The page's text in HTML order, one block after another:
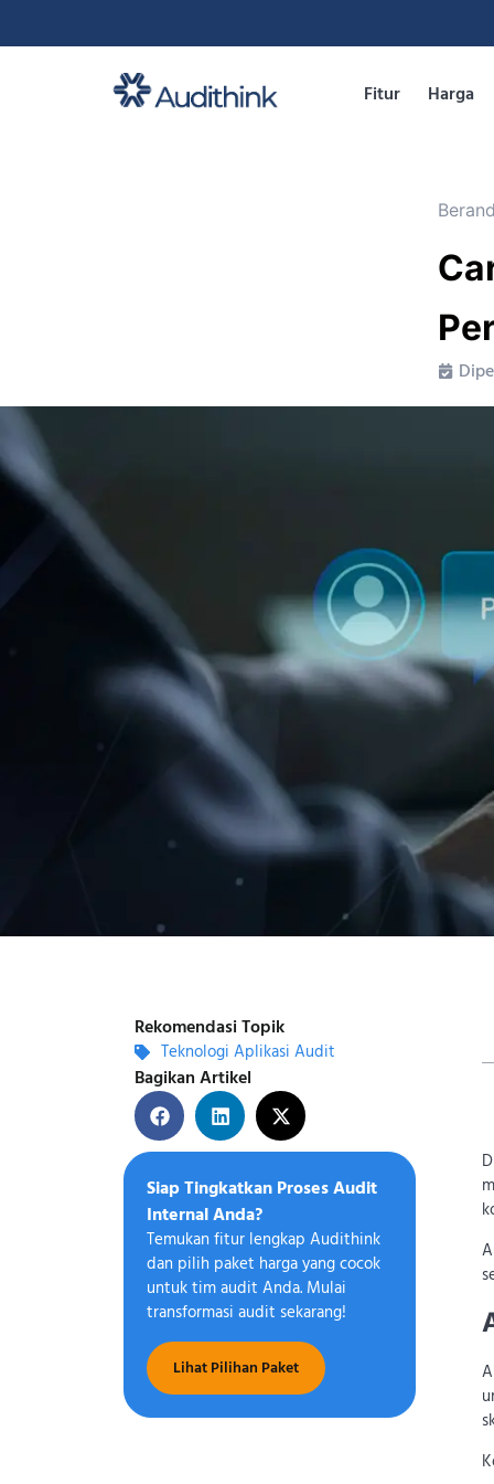
Fitur Harga
Rekomendasi Topik
Teknologi Aplikasi Audit
Bagikan Artikel
Siap Tingkatkan Proses Audit
Internal Anda?
Temukan fitur lengkap Audithink
dan pilih paket harga yang cocok
untuk tim audit Anda. Mulai
transformasi audit sekarang!
Lihat Pilihan Paket